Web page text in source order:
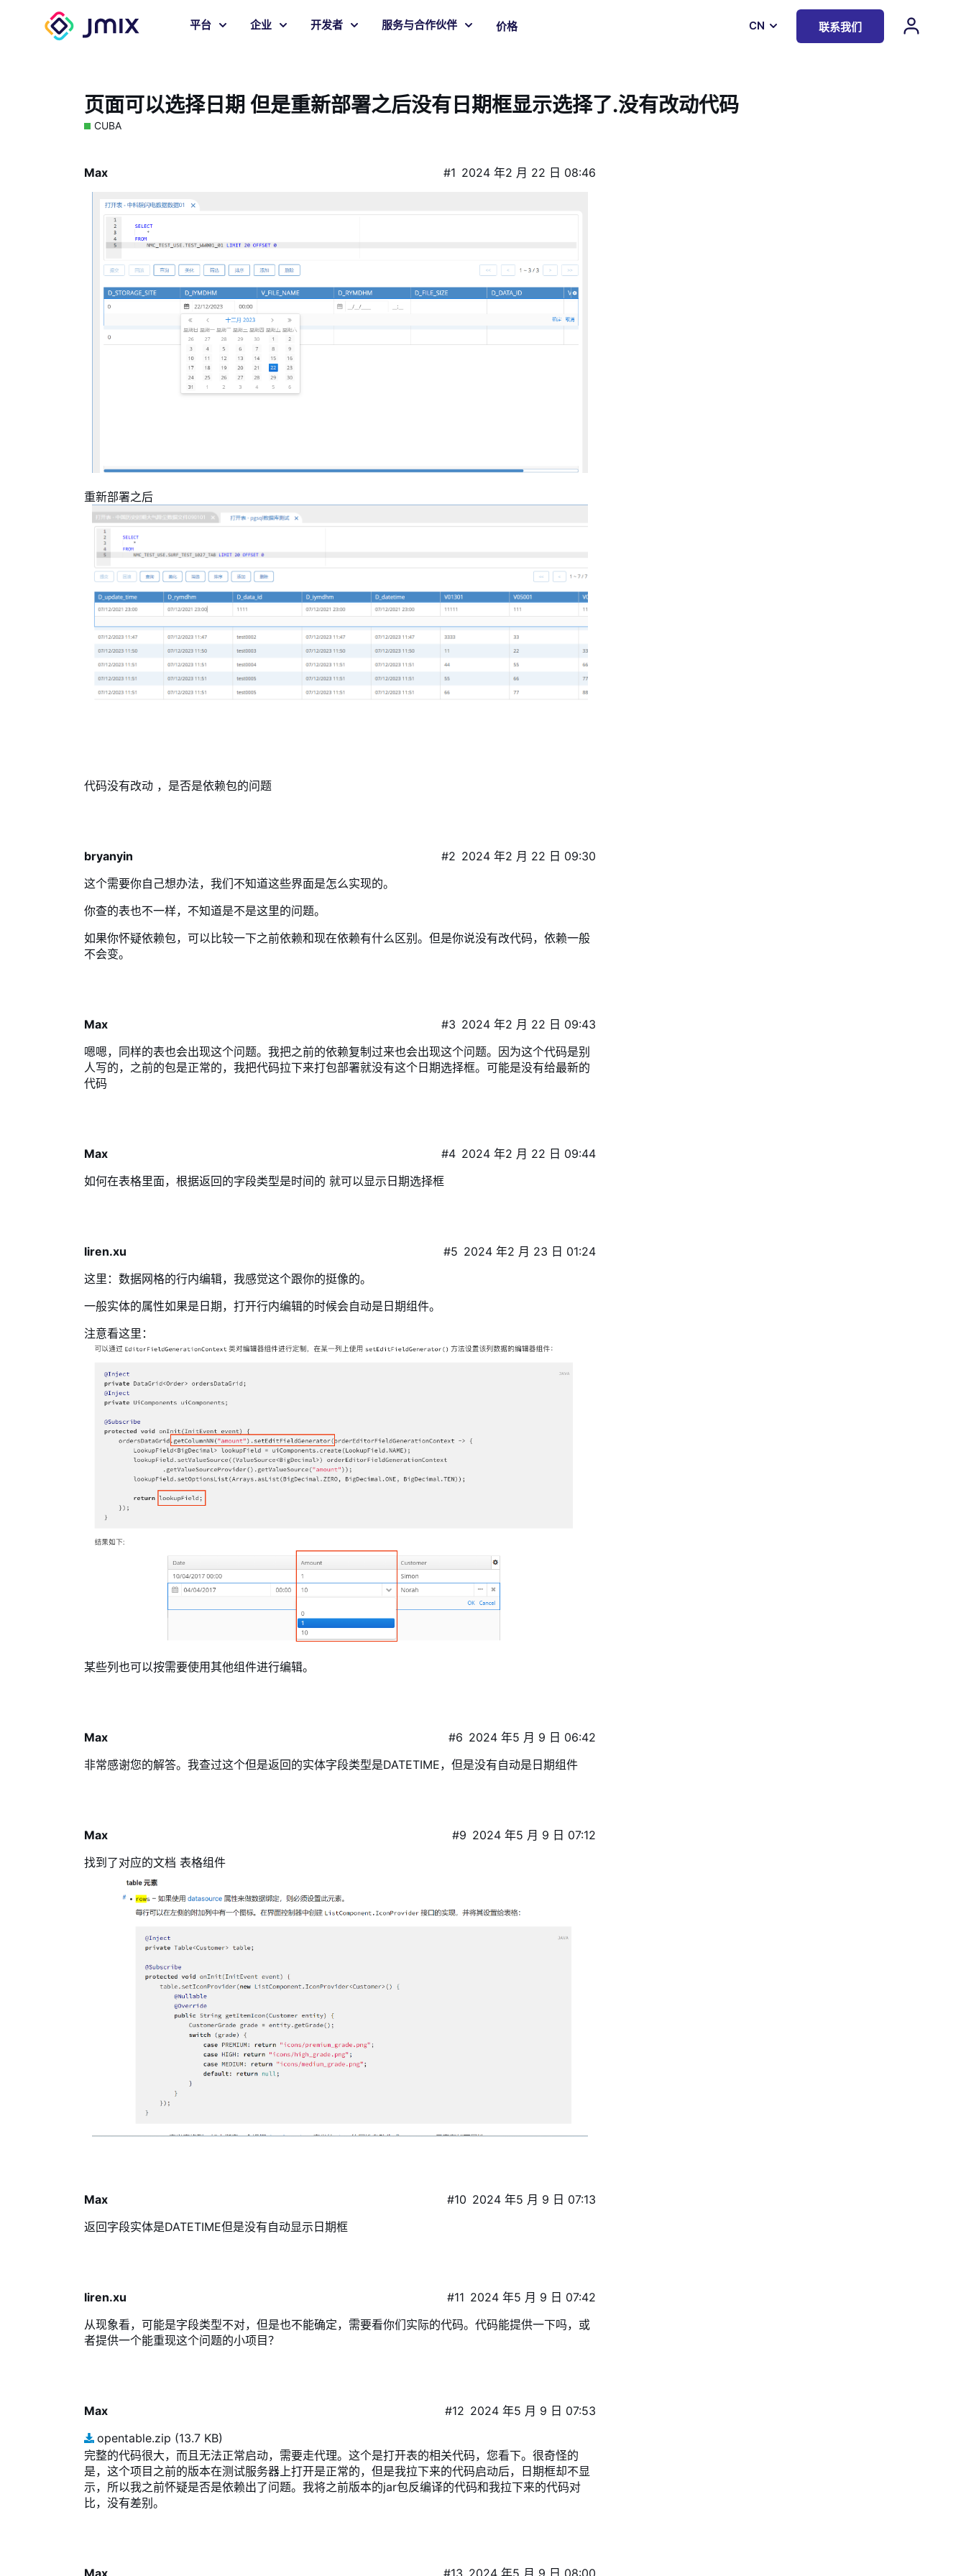
平台 企业 开发者 服务与合作伙伴 价格 СN 联系我们
页面可以选择日期 但是重新部署之后没有日期框显示选择了.没有改动代码
CUBA
Max 2024 年2 月 22 日 08:46
#1
重新部署之后
代码没有改动 ，是否是依赖包的问题
bryanyin 2024 年2 月 22 日 09:30
#2
这个需要你自己想办法，我们不知道这些界面是怎么实现的。
你查的表也不一样，不知道是不是这里的问题。
如果你怀疑依赖包，可以比较一下之前依赖和现在依赖有什么区别。但是你说没有改代码，依赖一般
不会变。
Max 2024 年2 月 22 日 09:43
#3
嗯嗯，同样的表也会出现这个问题。我把之前的依赖复制过来也会出现这个问题。因为这个代码是别
人写的，之前的包是正常的，我把代码拉下来打包部署就没有这个日期选择框。可能是没有给最新的
代码
Max 2024 年2 月 22 日 09:44
#4
如何在表格里面，根据返回的字段类型是时间的 就可以显示日期选择框
liren.xu 2024 年2 月 23 日 01:24
#5
这里： 数据网格的行内编辑，我感觉这个跟你的挺像的。
一般实体的属性如果是日期，打开行内编辑的时候会自动是日期组件。
注意看这里：
某些列也可以按需要使用其他组件进行编辑。
Max 2024 年5 月 9 日 06:42
#6
非常感谢您的解答。我查过这个但是返回的实体字段类型是DATETIME，但是没有自动是日期组件
Max 2024 年5 月 9 日 07:12
#9
找到了对应的文档 表格组件
Max 2024 年5 月 9 日 07:13
#10
返回字段实体是DATETIME但是没有自动显示日期框
liren.xu 2024 年5 月 9 日 07:42
#11
从现象看，可能是字段类型不对，但是也不能确定，需要看你们实际的代码。代码能提供一下吗，或
者提供一个能重现这个问题的小项目？
Max 2024 年5 月 9 日 07:53
#12
opentable.zip (13.7 KB)
完整的代码很大，而且无法正常启动，需要走代理。这个是打开表的相关代码，您看下。很奇怪的
是，这个项目之前的版本在测试服务器上打开是正常的，但是我拉下来的代码启动后，日期框却不显
示，所以我之前怀疑是否是依赖出了问题。我将之前版本的jar包反编译的代码和我拉下来的代码对
比，没有差别。
Max 2024 年5 月 9 日 08:00
#13